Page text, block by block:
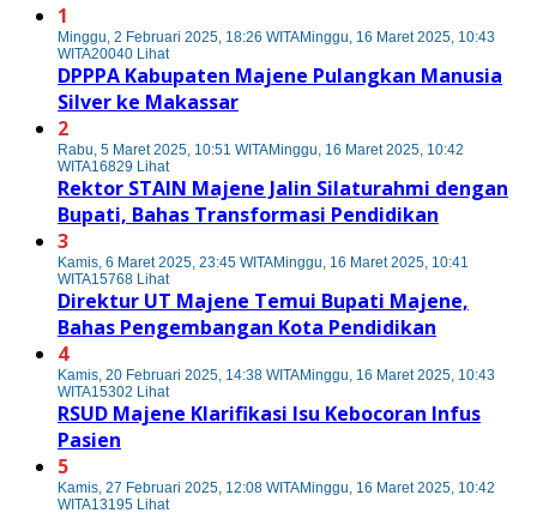
1
Minggu, 2 Februari 2025, 18:26 WITAMinggu, 16 Maret 2025, 10:43
WITA20040 Lihat
DPPPA Kabupaten Majene Pulangkan Manusia
Silver ke Makassar
2
Rabu, 5 Maret 2025, 10:51 WITAMinggu, 16 Maret 2025, 10:42
WITA16829 Lihat
Rektor STAIN Majene Jalin Silaturahmi dengan
Bupati, Bahas Transformasi Pendidikan
3
Kamis, 6 Maret 2025, 23:45 WITAMinggu, 16 Maret 2025, 10:41
WITA15768 Lihat
Direktur UT Majene Temui Bupati Majene,
Bahas Pengembangan Kota Pendidikan
4
Kamis, 20 Februari 2025, 14:38 WITAMinggu, 16 Maret 2025, 10:43
WITA15302 Lihat
RSUD Majene Klarifikasi Isu Kebocoran Infus
Pasien
5
Kamis, 27 Februari 2025, 12:08 WITAMinggu, 16 Maret 2025, 10:42
WITA13195 Lihat